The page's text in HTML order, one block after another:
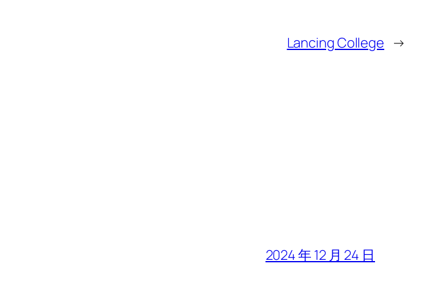
Lancing College →
2024 年 12 月 24 日